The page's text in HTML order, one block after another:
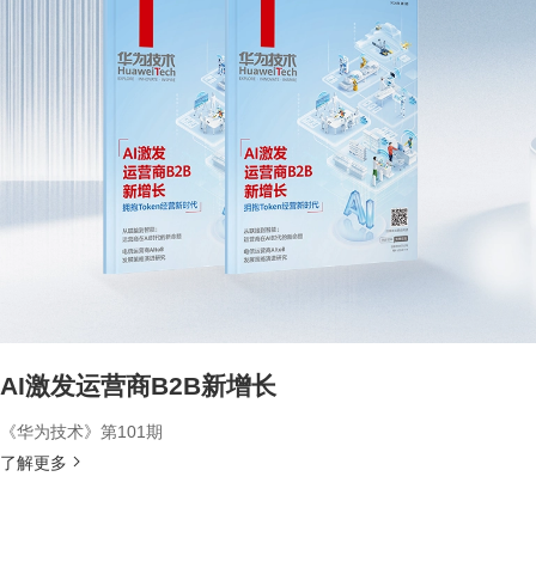
AI激发运营商B2B新增长
《华为技术》第101期
了解更多